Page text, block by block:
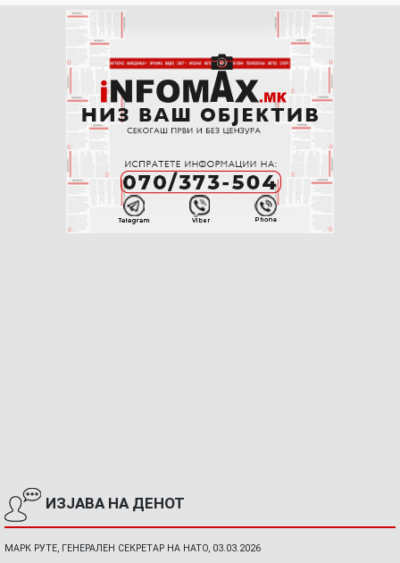
ИЗЈАВА НА ДЕНОТ
МАРК РУТЕ, ГЕНЕРАЛЕН СЕКРЕТАР НА НАТО, 03.03.2026